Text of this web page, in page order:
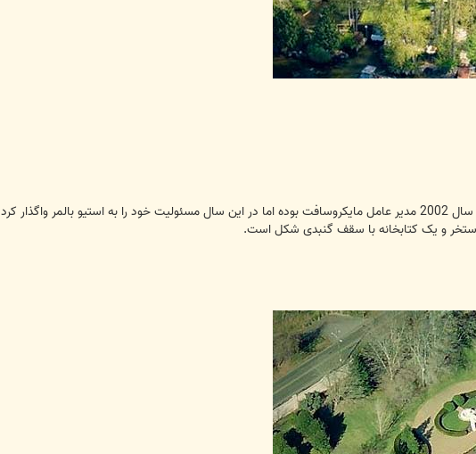
بیل گیتس ثروتمندترین فرد در آمریکا محسوب می‌شود. وی تا سال 2002 مدیر عامل مایکروسافت بوده اما در این سال مسئولیت خود را